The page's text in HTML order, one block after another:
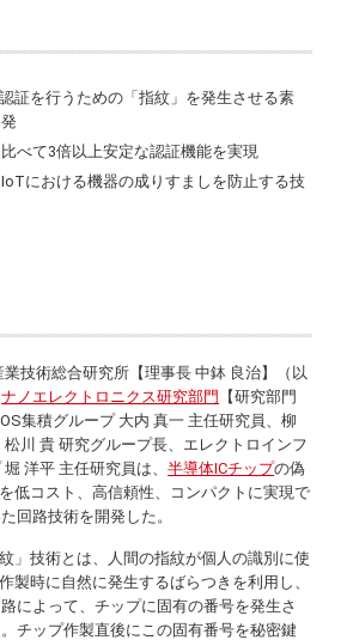
証を行うための「指紋」を発生させる素
べて3倍以上安定な認証機能を実現
における機器の成りすましを防止する技
技術総合研究所【理事長 中鉢 良治】（以
ナノエレクトロニクス研究部門 【研究部門
集積グループ 大内 真一 主任研究員、柳
川 貴 研究グループ長、エレクトロインフ
洋平 主任研究員は、半導体ICチップの偽
低コスト、高信頼性、コンパクトに実現で
回路技術を開発した。
」技術とは、人間の指紋が個人の識別に使
製時に自然に発生するばらつきを利用し、
によって、チップに固有の番号を発生さ
チップ作製直後にこの固有番号を秘密鍵